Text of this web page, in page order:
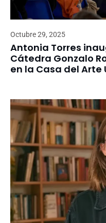
Octubre 29, 2025
Antonia Torres
Cátedra Gonzalo
en la Casa del Arte